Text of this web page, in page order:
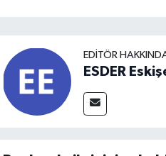
EDITÖR
ESDER